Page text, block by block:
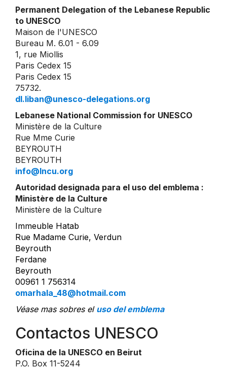
Permanent Delegation of the Lebanese Republic
to UNESCO
Maison de l'UNESCO
Bureau M. 6.01 - 6.09
1, rue Miollis
Paris Cedex 15
Paris Cedex 15
75732.
dl.liban@unesco-delegations.org
Lebanese National Commission for UNESCO
Ministère de la Culture
Rue Mme Curie
BEYROUTH
BEYROUTH
info@lncu.org
Autoridad designada para el uso del emblema :
Ministère de la Culture
Ministère de la Culture
Immeuble Hatab
Rue Madame Curie, Verdun
Beyrouth
Ferdane
Beyrouth
00961 1 756314
omarhala_48@hotmail.com
Véase mas sobres el uso del emblema
Contactos UNESCO
Oficina de la UNESCO en Beirut
P.O. Box 11-5244